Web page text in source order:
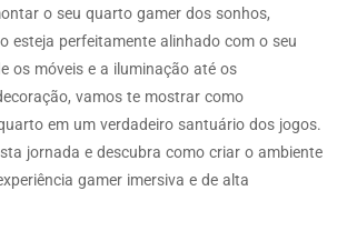
o seu quarto gamer dos sonhos,
esteja perfeitamente alinhado com o seu
os móveis e a iluminação até os
vamos te mostrar como
em um verdadeiro santuário dos jogos.
jornada e descubra como criar o ambiente
gamer imersiva e de alta